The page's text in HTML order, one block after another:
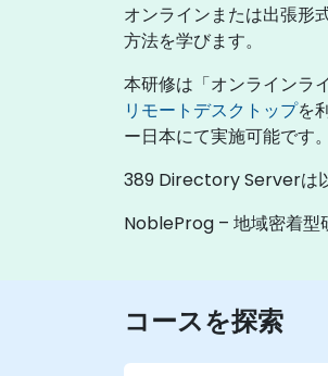
オンラインまたは出張形
方法を学びます。
本研修は「オンラインラ
リモートデスクトップを
ー日本にて実施可能です。
389 Directory Serverは
NobleProg – 地域密着型
コースを探索